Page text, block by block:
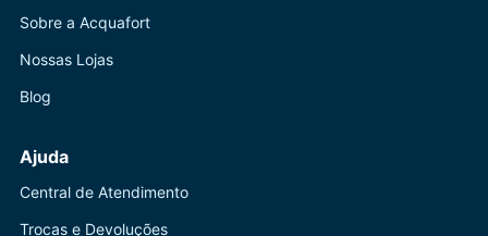
Sobre a Acquafort
Nossas Lojas
Blog
Ajuda
Central de Atendimento
Trocas e Devoluções